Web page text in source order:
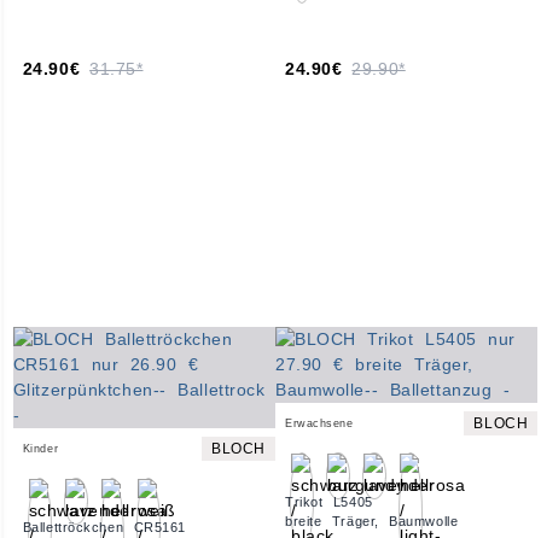
24.90€ 31.75* 24.90€ 29.90*
Kinder BLOCH
Ballettröckchen CR5161
Erwachsene BLOCH
Trikot L5405
breite Träger, Baumwolle